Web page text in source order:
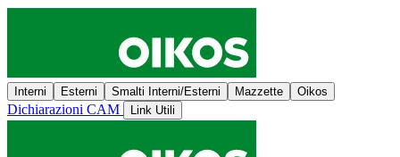
Interni Esterni Smalti Interni/Esterni Mazzette Oikos
Dichiarazioni CAM Link Utili